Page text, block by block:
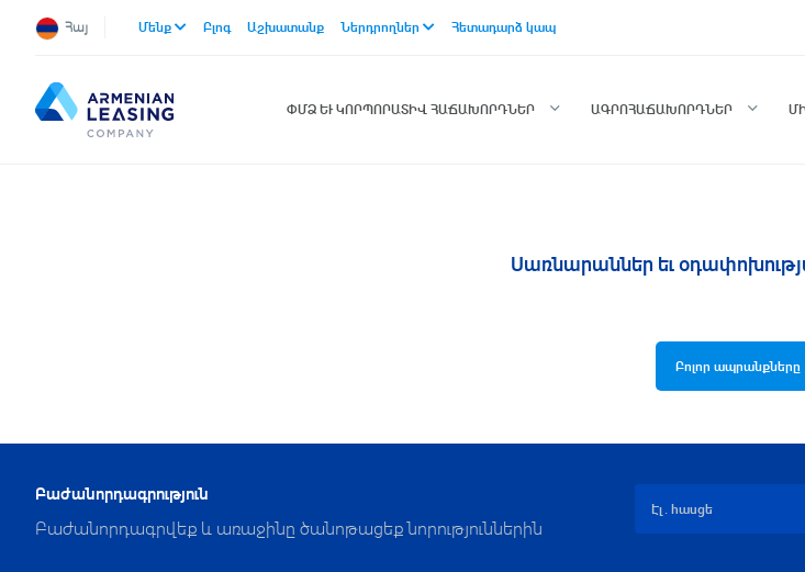
Հայ Մենք Բլոգ Աշխատանք Ներդրողներ Հետադարձ կապ
ՓՄՁ ԵՒ ԿՈՐՊՈՐԱՏԻՎ ՀԱՃԱԽՈՐԴՆԵՐ ԱԳՐՈՀԱՃԱԽՈՐԴՆԵՐ
Սառնարաններ եւ
Բոլոր ապրանքները
Բաժանորդագրություն
Բաժանորդագրվեք և առաջինը ծանոթացեք նորություններին